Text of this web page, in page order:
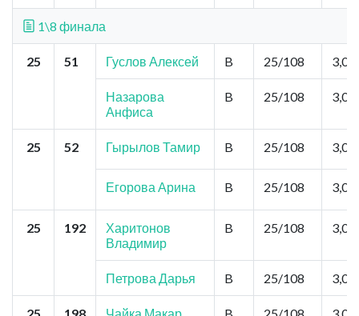
1\8 финала
25 51 Гуслов Алексей B 25/108 3,0
Назарова
Анфиса
B 25/108 3,0
25 52 Гырылов Тамир B 25/108 3,0
Егорова Арина B 25/108 3,0
25 192
Харитонов
Владимир
B 25/108 3,0
Петрова Дарья B 25/108 3,0